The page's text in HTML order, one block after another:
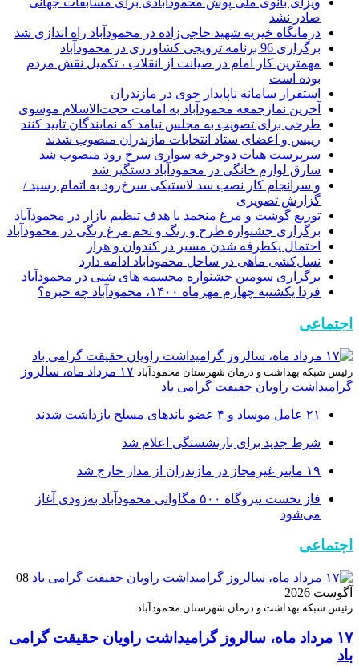
صادر نشد
درمانگاه خیریه شهید حاجی‌زاده در محمودآباد راه اندازی شد
برگزاری 96 برنامه ترویجی کشاورزی در محمودآباد
مهمترین کار امام در صیانت از انقلاب ، تکمیل نقش مردم
بوده است
استقرار سامانه ناپایدار جوی در مازندران
آخرین نمازجمعه محمودآباد به امامت حجت‌الاسلام موسوی
طرحی برای تصویب به مجلس نیامد که نمایندگان تایید کنند
رییس و اعضای ستاد انتخابات مازندران منصوب شدند
سرپرست هیات دوچرخه سواری سرخ رود منصوب شد
سارق لوازم خانگی در محمودآباد دستگیر شد
و سرانجام کار نصب سد لاستیکی سرخ‌رود به اتمام رسید /
گزارش تصویری
توزیع گوشت و مرغ منجمد با هدف تنظیم بازار در محمودآباد
برگزاری جشنواره طرح و رنگ و تخم مرغ رنگی در محمودآباد
احتمال یکطرفه شدن مسیر در کندوان و هراز
نسل‌کشی ماهی در ساحل محمودآباد ادامه دارد
برگزاری سومین جشنواره مجسمه های شنی در محمودآباد
فردا یکشنبه چهارم مهرماه ۱۴۰۰، محمودآباد چه خبره؟
اجتماعی
رئیس شبکه بهداشت و درمان شهرستان محمودآباد
۱۷ مرداد ماه، سالروز
گرامیداشت راویان حقیقت گرامی باد
۲۱ عامل موساد و ۴ عضو باند‌های مسلح بازداشت شدند
شرط جدید برای بازنشستگی اعلام شد
۱۹ ماینر غیرمجاز در مازندران از مدار خارج شد
فاز نخست نیروگاه ۵۰۰ مگاواتی محمودآباد به‌زودی آغاز
می‌شود
اجتماعی
08
آگوست 2026
رئیس شبکه بهداشت و درمان شهرستان محمودآباد
۱۷ مرداد ماه، سالروز گرامیداشت راویان حقیقت گرامی
باد